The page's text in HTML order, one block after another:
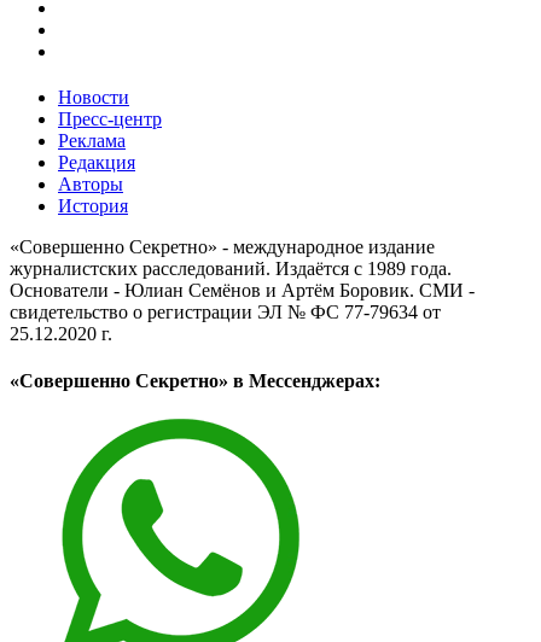
Новости
Пресс-центр
Реклама
Редакция
Авторы
История
«Совершенно Секретно» - международное издание
журналистских расследований. Издаётся с 1989 года.
Основатели - Юлиан Семёнов и Артём Боровик. CМИ -
свидетельство о регистрации ЭЛ № ФС 77-79634 от
25.12.2020 г.
«Совершенно Секретно» в Мессенджерах: